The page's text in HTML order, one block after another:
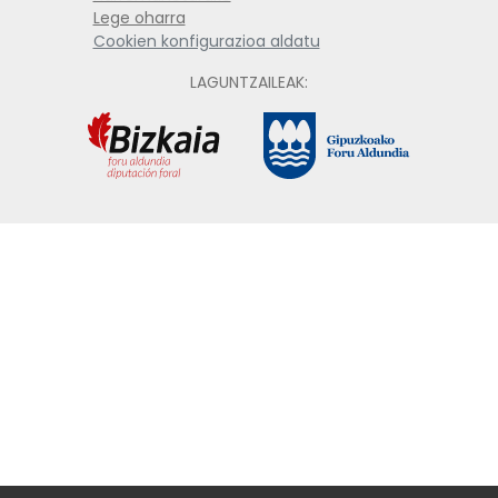
Lege oharra
Cookien konfigurazioa aldatu
LAGUNTZAILEAK: